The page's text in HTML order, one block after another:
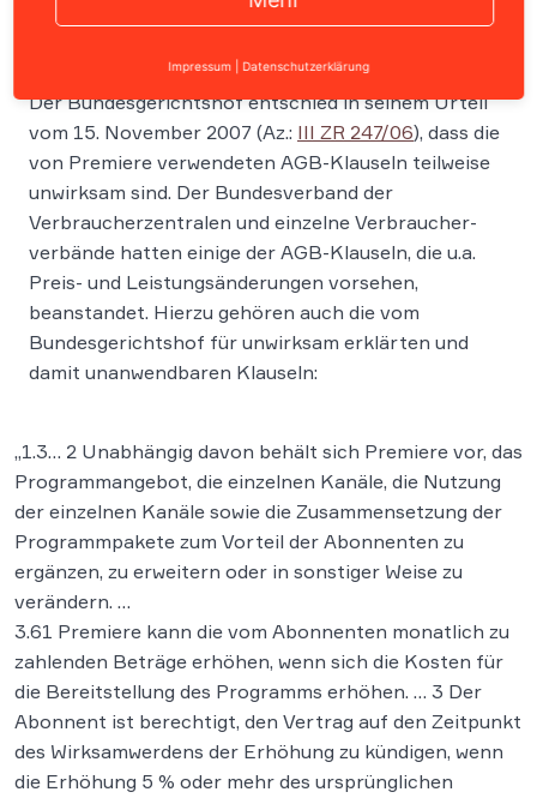
Der Bundesgerichtshof entschied in seinem Urteil
vom 15. November 2007 (Az.: III ZR 247/06), dass die
von Premiere verwendeten AGB-Klauseln teilweise
unwirksam sind. Der Bundesverband der
Verbraucherzentralen und einzelne Verbraucher-
verbände hatten einige der AGB-Klauseln, die u.a.
Preis- und Leistungsänderungen vorsehen,
beanstandet. Hierzu gehören auch die vom
Bundesgerichtshof für unwirksam erklärten und
damit unanwendbaren Klauseln:
„1.3… 2 Unabhängig davon behält sich Premiere vor, das
Programmangebot, die einzelnen Kanäle, die Nutzung
der einzelnen Kanäle sowie die Zusammensetzung der
Programmpakete zum Vorteil der Abonnenten zu
ergänzen, zu erweitern oder in sonstiger Weise zu
verändern. …
3.61 Premiere kann die vom Abonnenten monatlich zu
zahlenden Beträge erhöhen, wenn sich die Kosten für
die Bereitstellung des Programms erhöhen. … 3 Der
Abonnent ist berechtigt, den Vertrag auf den Zeitpunkt
des Wirksamwerdens der Erhöhung zu kündigen, wenn
die Erhöhung 5 % oder mehr des ursprünglichen
Impressum Datenschutzerklärung